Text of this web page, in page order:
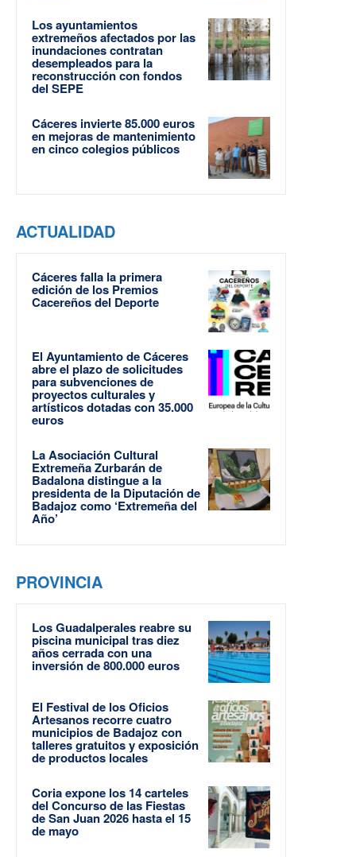
Los ayuntamientos
extremeños afectados por las
inundaciones contratan
desempleados para la
reconstrucción con fondos
del SEPE
Cáceres invierte 85.000 euros
en mejoras de mantenimiento
en cinco colegios públicos
ACTUALIDAD
Cáceres falla la primera
edición de los Premios
Cacereños del Deporte
El Ayuntamiento de Cáceres
abre el plazo de solicitudes
para subvenciones de
proyectos culturales y
artísticos dotadas con 35.000
euros
La Asociación Cultural
Extremeña Zurbarán de
Badalona distingue a la
presidenta de la Diputación de
Badajoz como ‘Extremeña del
Año’
PROVINCIA
Los Guadalperales reabre su
piscina municipal tras diez
años cerrada con una
inversión de 800.000 euros
El Festival de los Oficios
Artesanos recorre cuatro
municipios de Badajoz con
talleres gratuitos y exposición
de productos locales
Coria expone los 14 carteles
del Concurso de las Fiestas
de San Juan 2026 hasta el 15
de mayo